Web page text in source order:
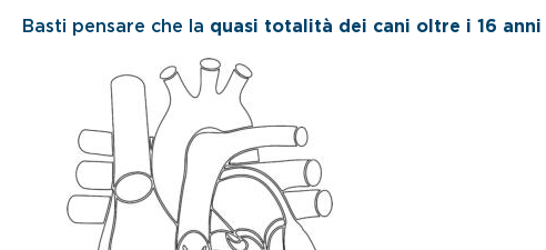
Basti pensare che la quasi totalità dei cani oltre i 16 anni